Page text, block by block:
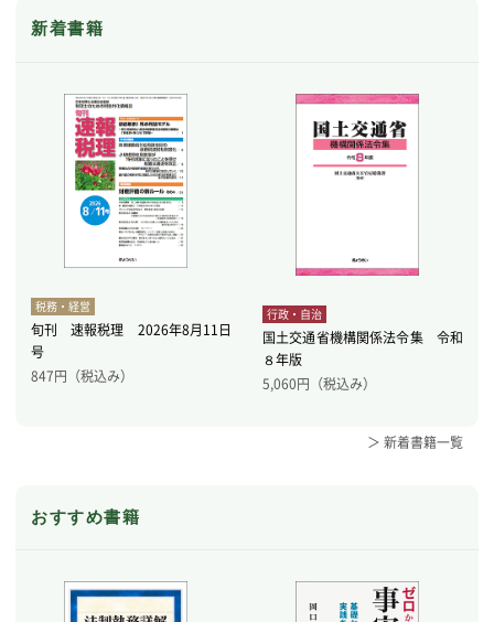
新着書籍
税務・経営
旬刊 速報税理 2026年8月11日
号
847円（税込み）
行政・自治
国土交通省機構関係法令集 令和
８年版
5,060円（税込み）
＞ 新着書籍一覧
おすすめ書籍